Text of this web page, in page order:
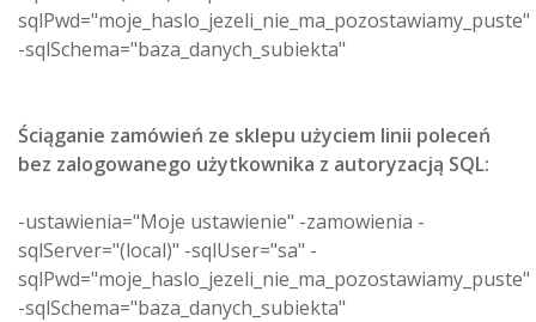
sqlPwd="moje_haslo_jezeli_nie_ma_pozostawiamy_puste"
-sqlSchema="baza_danych_subiekta"
Ściąganie zamówień ze sklepu użyciem linii poleceń
bez zalogowanego użytkownika z autoryzacją SQL:
-ustawienia="Moje ustawienie" -zamowienia -
sqlServer="(local)" -sqlUser="sa" -
sqlPwd="moje_haslo_jezeli_nie_ma_pozostawiamy_puste"
-sqlSchema="baza_danych_subiekta"